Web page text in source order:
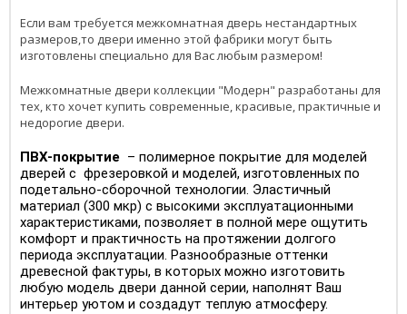
Если вам требуется межкомнатная дверь нестандартных
размеров,то двери именно этой фабрики могут быть
изготовлены специально для Вас любым размером!
Межкомнатные двери коллекции "Модерн" разработаны для
тех, кто хочет купить современные, красивые, практичные и
недорогие двери.
ПВХ-покрытие – полимерное покрытие для моделей
дверей с фрезеровкой и моделей, изготовленных по
подетально-сборочной технологии. Эластичный
материал (300 мкр) с высокими эксплуатационными
характеристиками, позволяет в полной мере ощутить
комфорт и практичность на протяжении долгого
периода эксплуатации. Разнообразные оттенки
древесной фактуры, в которых можно изготовить
любую модель двери данной серии, наполнят Ваш
интерьер уютом и создадут теплую атмосферу.